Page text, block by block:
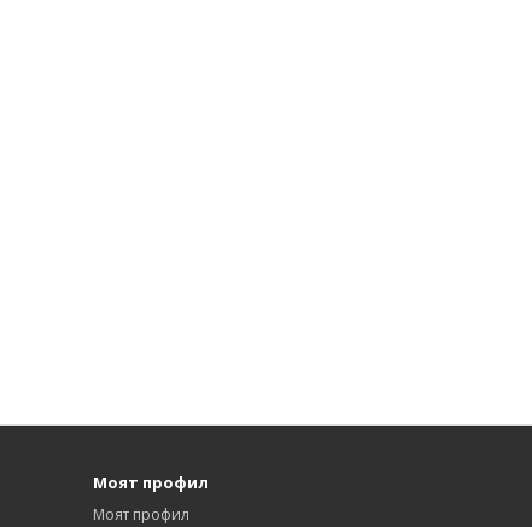
Моят профил
Моят профил